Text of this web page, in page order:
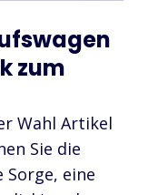
zum
Wahl Artikel
Sie die
eine